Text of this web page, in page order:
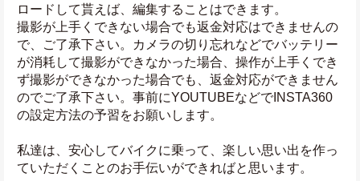
ロードして貰えば、編集することはできます。
撮影が上手くできない場合でも返金対応はできませんの
で、ご了承下さい。カメラの切り忘れなどでバッテリー
が消耗して撮影ができなかった場合、操作が上手くでき
ず撮影ができなかった場合でも、返金対応ができません
のでご了承下さい。事前にYOUTUBEなどでINSTA360
の設定方法の予習をお願いします。
私達は、安心してバイクに乗って、楽しい思い出を作っ
ていただくことのお手伝いができればと思います。